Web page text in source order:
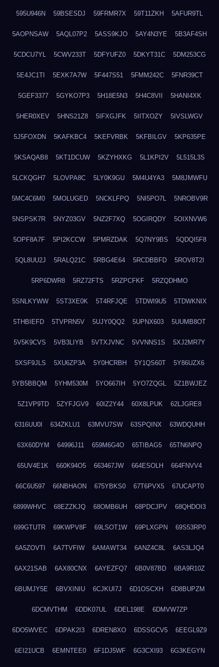
595U946N 59BSESDJ 59FRMR7X 59T11ZKH 5AFUR9TL
5AOPNSAW 5AQL07P2 5ASS9KJO 5AY4N3YE 5B3AF4SH
5CDCU7YL 5CWV233T 5DFYUFZ0 5DKYT31C 5DM253CG
5E4JC1TI 5EXK7A7W 5F447S51 5FMM242C 5FNR39CT
5GEF3377 5GYKO7P3 5H18E5N3 5H4C8VII 5HANI4XK
5HER0XEV 5HNS21Z8 5IFXGJFK 5IITXOZY 5IVSLWGV
5J5FOXDN 5KAFKBC4 5KEFVRBK 5KFBILGV 5KP635PE
5KSAQAB8 5KT1DCUW 5KZYHXKG 5L1KPI2V 5L515L3S
5LCKQGH7 5LOVPA8C 5LY0K9GU 5M4U4YA3 5M8JMWFU
5MC4C6M0 5MOLUGED 5NCKLFPQ 5NI5PO7L 5NROBV9R
5NSPSK7R 5NYZ03GV 5NZ2F7XQ 5OGIRQDY 5OIXNVW6
5OPF8A7F 5PI2KCCW 5PMRZDAK 5Q7NY9BS 5QDQI5F8
5QL8UU2J 5RALQ21C 5RBG4E64 5RCDBBFD 5ROV8T2I
5RP6DWR8 5RZ72FTS 5RZPCFKF 5RZQDHMO
5SNLKYWW 5ST3XE0K 5T4RFJQE 5TDWI9U5 5TDWKNIX
5THBIEFD 5TVPRN5V 5UJY0QQ2 5UPNX603 5UUMB8OT
5V5K9CVS 5VB3LIYB 5VTXJVNC 5VVNNS1S 5XJ2MR7Y
5XSF9JLS 5XU6ZP3A 5Y0HCRBH 5Y1QS60T 5Y86UZX6
5YB5BBQM 5YHM530M 5YO667IH 5YO7ZQGL 5Z1BWJEZ
5Z1VP9TD 5ZYFJGV9 60IZ2Y44 60X8LPUK 62LJGRE8
6316UU0I 634ZKLU1 63MVU7SW 63SPQINX 63WDQUHH
63X60DYM 64996J11 659M6G4O 65TIBAG5 65TN6NPQ
65UV4E1K 660K94O5 663467JW 664ESOLH 664FNVV4
66C6U597 66NBHAON 675YBKS0 67T6PVX5 67UCAPT0
6899WHVC 68EZZKJQ 68OMB6UH 68PDCJPV 68QHDOI3
699GTUTR 69KWPV8F 69LSOT1W 69PLXGPN 69S53RP0
6A5ZOVTI 6A7TVFIW 6AMAWT34 6ANZ4C8L 6AS3LJQ4
6AX21SAB 6AX80CNX 6AYEZFQ7 6B0V87BD 6BA9R10Z
6BUMJY5E 6BVXINIU 6CJKUI7J 6D1OSCXH 6D8BUPZM
6DCMVTHM 6DDK07UL 6DEL198E 6DMVW7ZP
6DO5WVEC 6DPAK2I3 6DREN8XO 6DSSGCV5 6EEGL9Z9
6EI21UCB 6EMNTEE0 6F1DJ5WF 6G3CXI93 6G3KEGYN